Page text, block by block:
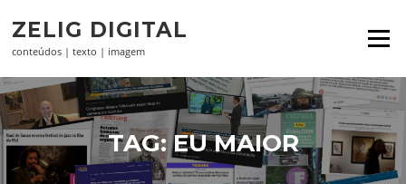
paraZELIG DIGITAL
conteúdos | texto | imagem
Menu
TAG:EU MAIOR